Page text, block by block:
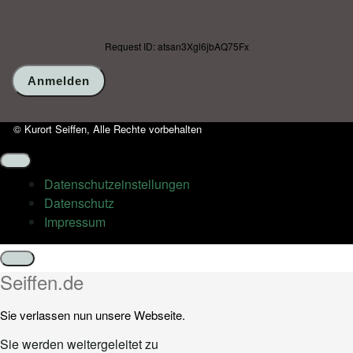
Request ID: atsan3Xgl6jbAQ75Fx
© Kurort Seiffen, Alle Rechte vorbehalten
Datenschutz­einstellungen
Datenschutz
Impressum
Schließen
Seiffen.de
Sie verlassen nun unsere Webseite.
Sie werden weitergeleitet zu